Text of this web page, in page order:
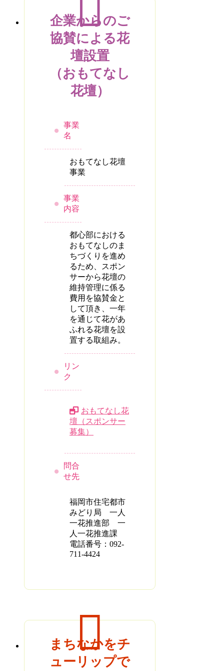
企業からのご
協賛による花
壇設置
（おもてなし
花壇）
事業
名
おもてなし花壇
事業
事業
内容
都心部における
おもてなしのま
ちづくりを進め
るため、スポン
サーから花壇の
維持管理に係る
費用を協賛金と
して頂き、一年
を通じて花があ
ふれる花壇を設
置する取組み。
リン
ク
おもてなし花
壇（スポンサー
募集）
問合
せ先
福岡市住宅都市
みどり局 一人
一花推進部 一
人一花推進課
電話番号：092-
711-4424
まちなかをチ
ューリップで